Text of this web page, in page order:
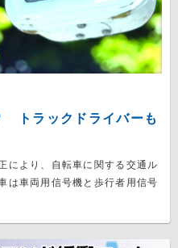
トラックドライバーも
により、自転車に関する交通ル
は車両用信号機と歩行者用信号